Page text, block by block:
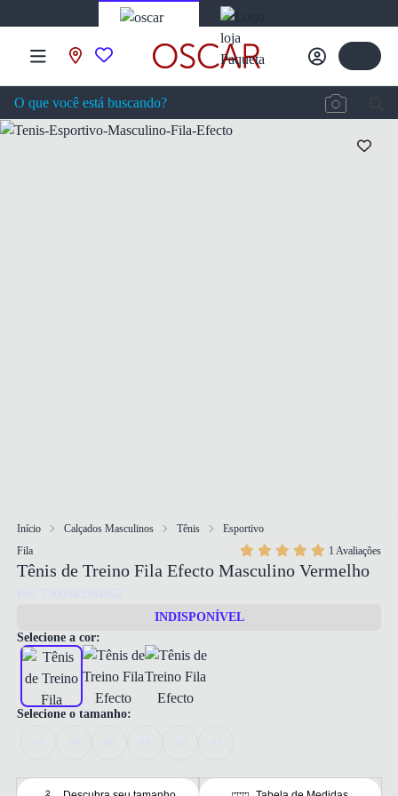
Início Calçados Masculinos Tênis
Esportivo
Fila
1 Avaliações
Tênis de Treino Fila Efecto Masculino Vermelho
Ref: 7909943384952
INDISPONÍVEL
Selecione a cor:
Selecione o tamanho: